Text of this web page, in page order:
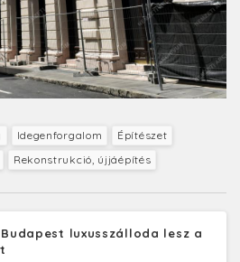
Idegenforgalom
Építészet
Rekonstrukció, újjáépítés
luxusszálloda lesz a